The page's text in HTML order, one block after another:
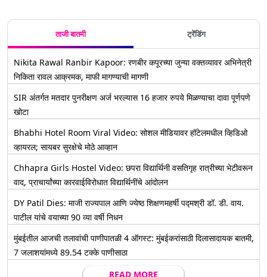
ताजी बातमी ट्रेंडिंग
Nikita Rawal Ranbir Kapoor: रणबीर कपूरच्या जुन्या वक्तव्यावर अभिनेत्री
निकिता रावल आक्रमक, माफी मागण्याची मागणी
SIR अंतर्गत मतदार पुनरीक्षण अर्ज भरल्यास 16 हजार रुपये मिळण्याचा दावा पूर्णपणे
खोटा
Bhabhi Hotel Room Viral Video: सोशल मीडियावर हॉटेलमधील व्हिडिओ
व्हायरल; सायबर सुरक्षेचे मोठे आव्हान
Chhapra Girls Hostel Video: छपरा विद्यार्थिनी वसतिगृह रात्रीच्या भेटीवरून
वाद, प्राचार्यांच्या कारवाईविरोधात विद्यार्थिनींचे आंदोलन
DY Patil Dies: माजी राज्यपाल आणि ज्येष्ठ शिक्षणमहर्षी पद्मश्री डॉ. डी. वाय.
पाटील यांचे वयाच्या 90 व्या वर्षी निधन
मुंबईतील आजची तलावांची पाणीपातळी 4 ऑगस्ट: मुंबईकरांसाठी दिलासादायक बातमी,
7 जलाशयांमध्ये 89.54 टक्के पाणीसाठा
READ MORE